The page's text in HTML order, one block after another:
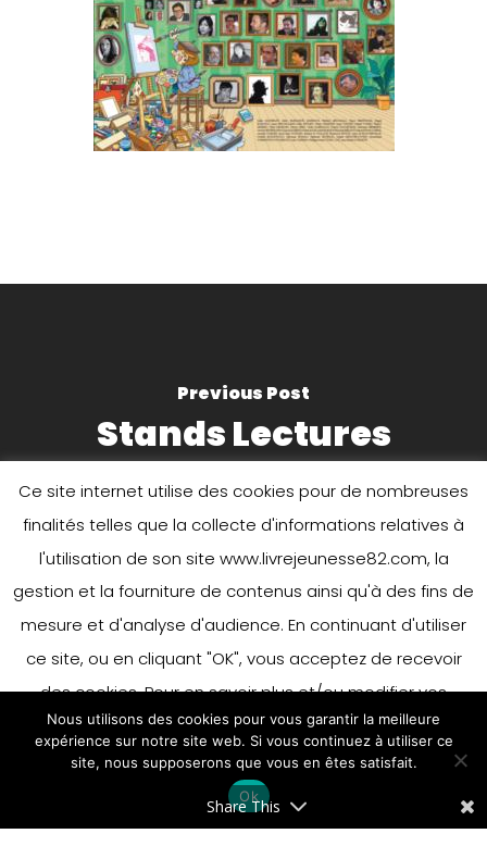
Previous Post
Stands Lectures
Next Post
Forest Path
Ce site internet utilise des cookies pour de nombreuses
finalités telles que la collecte d'informations relatives à
l'utilisation de son site www.livrejeunesse82.com, la
gestion et la fourniture de contenus ainsi qu'à des fins de
mesure et d'analyse d'audience. En continuant d'utiliser
ce site, ou en cliquant "OK", vous acceptez de recevoir
des cookies. Pour en savoir plus et/ou modifier vos
préférences en matière de cookies, merci de vous référer
à notre politique sur les cookies.
Accepter
En savoir plus
Share This
Nous utilisons des cookies pour vous garantir la meilleure
expérience sur notre site web. Si vous continuez à utiliser ce
site, nous supposerons que vous en êtes satisfait.
Ok